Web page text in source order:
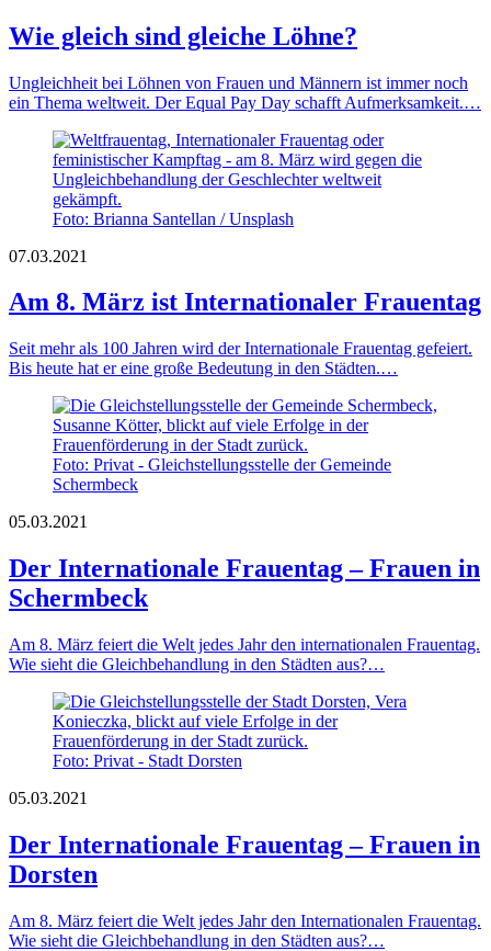
Wie gleich sind gleiche Löhne?
Ungleichheit bei Löhnen von Frauen und Männern ist immer noch
ein Thema weltweit. Der Equal Pay Day schafft Aufmerksamkeit.…
Foto: Brianna Santellan / Unsplash
07.03.2021
Am 8. März ist Internationaler Frauentag
Seit mehr als 100 Jahren wird der Internationale Frauentag gefeiert.
Bis heute hat er eine große Bedeutung in den Städten.…
Foto: Privat - Gleichstellungsstelle der Gemeinde
Schermbeck
05.03.2021
Der Internationale Frauentag – Frauen in
Schermbeck
Am 8. März feiert die Welt jedes Jahr den internationalen Frauentag.
Wie sieht die Gleichbehandlung in den Städten aus?…
Foto: Privat - Stadt Dorsten
05.03.2021
Der Internationale Frauentag – Frauen in
Dorsten
Am 8. März feiert die Welt jedes Jahr den Internationalen Frauentag.
Wie sieht die Gleichbehandlung in den Städten aus?…